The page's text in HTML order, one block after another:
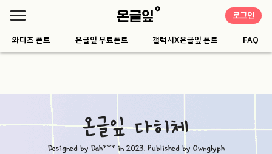
로그인
와디즈 폰트 온글잎 무료폰트 갤럭시X온글잎 폰트 FAQ
온글잎 다히체
Designed by Dah*** in 2023. Published by Ownglyph